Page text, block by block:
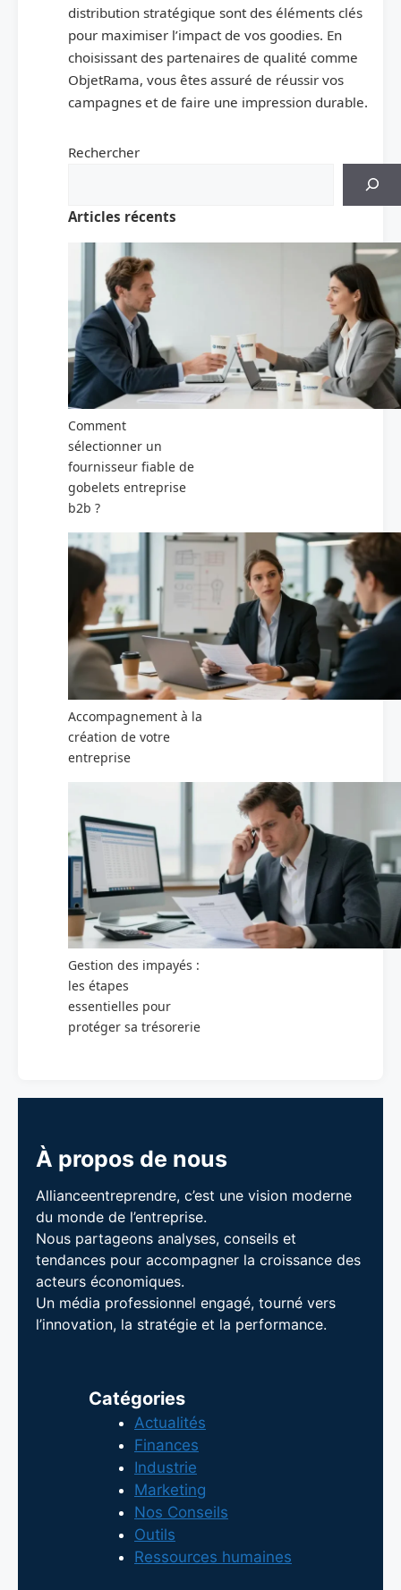
distribution stratégique sont des éléments clés
pour maximiser l’impact de vos goodies. En
choisissant des partenaires de qualité comme
ObjetRama, vous êtes assuré de réussir vos
campagnes et de faire une impression durable.
Rechercher
Articles récents
Comment
sélectionner un
fournisseur fiable de
gobelets entreprise
b2b ?
Accompagnement à la
création de votre
entreprise
Gestion des impayés :
les étapes
essentielles pour
protéger sa trésorerie
À propos de nous
Allianceentreprendre, c’est une vision moderne
du monde de l’entreprise.
Nous partageons analyses, conseils et
tendances pour accompagner la croissance des
acteurs économiques.
Un média professionnel engagé, tourné vers
l’innovation, la stratégie et la performance.
Catégories
Actualités
Finances
Industrie
Marketing
Nos Conseils
Outils
Ressources humaines